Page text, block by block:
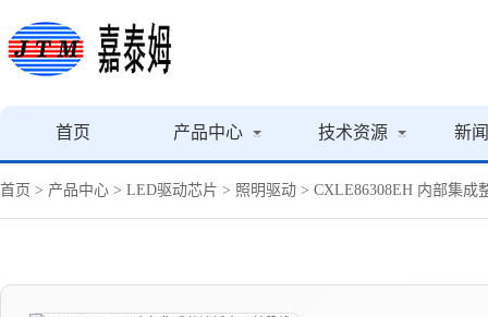
首页 产品中心 技术资源 新
首页 > 产品中心 > LED驱动芯片 > 照明驱动 > CXLE86308EH 内部集成